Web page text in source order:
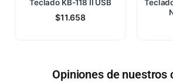
Teclado KB-118 II USB
$11.658
Opiniones de nuestros